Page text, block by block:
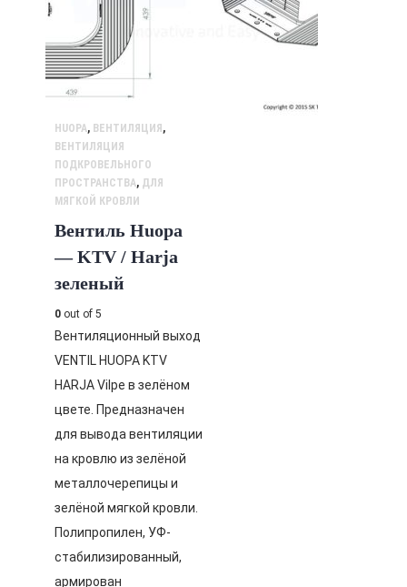
HUOPA, ВЕНТИЛЯЦИЯ ,
ВЕНТИЛЯЦИЯ
ПОДКРОВЕЛЬНОГО
ПРОСТРАНСТВА, ДЛЯ
МЯГКОЙ КРОВЛИ
Вентиль Huopa
— KTV / Harja
зеленый
0 out of 5
Вентиляционный выход
VENTIL HUOPA KTV
HARJA Vilpe в зелёном
цвете. Предназначен
для вывода вентиляции
на кровлю из зелёной
металлочерепицы и
зелёной мягкой кровли.
Полипропилен, УФ-
стабилизированный,
армирован